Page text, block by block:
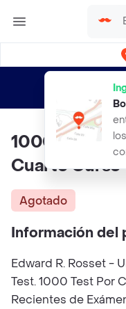
envíos
1000 Test
Cuarto
Agotado
Información del
Edward R. Rosset -
Test. 1000 Test Por
Recientes de